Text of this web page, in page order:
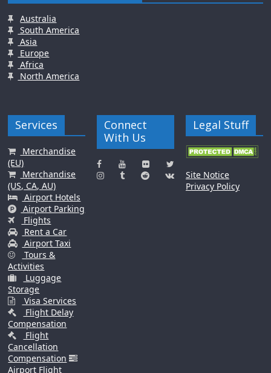
Australia
South America
Asia
Europe
Africa
North America
Services
Merchandise
(EU)
Merchandise
(US, CA, AU)
Airport Hotels
Airport Parking
Flights
Rent a Car
Airport Taxi
Tours &
Activities
Luggage
Storage
Visa Services
Flight Delay
Compensation
Flight
Cancellation
Compensation
Airport Flight
Connect
With Us
Legal Stuff
Site Notice
Privacy Policy